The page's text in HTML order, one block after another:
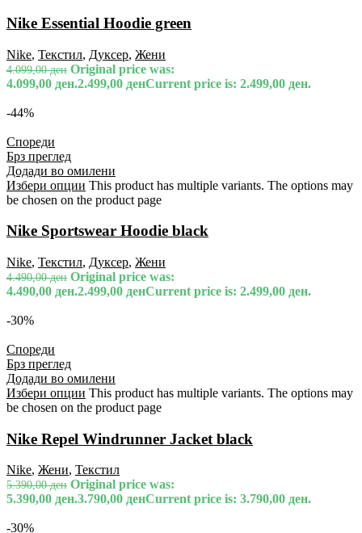
Nike Essential Hoodie green
Nike, Текстил, Дуксер, Жени
4.099,00ден Original price was:
4.099,00 ден.2.499,00 денCurrent price is: 2.499,00 ден.
-44%
Спореди
Брз преглед
Додади во омилени
Избери опции This product has multiple variants. The options may
be chosen on the product page
Nike Sportswear Hoodie black
Nike, Текстил, Дуксер, Жени
4.490,00ден Original price was:
4.490,00 ден.2.499,00 денCurrent price is: 2.499,00 ден.
-30%
Спореди
Брз преглед
Додади во омилени
Избери опции This product has multiple variants. The options may
be chosen on the product page
Nike Repel Windrunner Jacket black
Nike, Жени, Текстил
5.390,00ден Original price was:
5.390,00 ден.3.790,00 денCurrent price is: 3.790,00 ден.
-30%